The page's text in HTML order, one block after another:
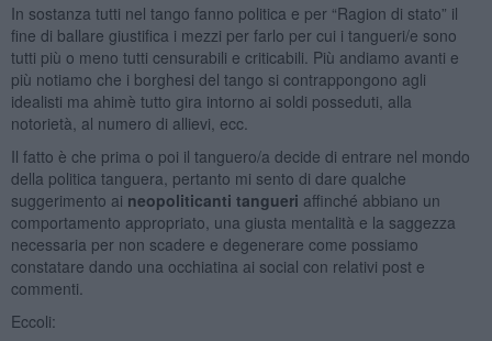
In sostanza tutti nel tango fanno politica e per “Ragion di stato” il
fine di ballare giustifica i mezzi per farlo per cui i tangueri/e sono
tutti più o meno tutti censurabili e criticabili. Più andiamo avanti e
più notiamo che i borghesi del tango si contrappongono agli
idealisti ma ahimè tutto gira intorno ai soldi posseduti, alla
notorietà, al numero di allievi, ecc.
Il fatto è che prima o poi il tanguero/a decide di entrare nel mondo
della politica tanguera, pertanto mi sento di dare qualche
suggerimento ai neopoliticanti tangueri affinché abbiano un
comportamento appropriato, una giusta mentalità e la saggezza
necessaria per non scadere e degenerare come possiamo
constatare dando una occhiatina ai social con relativi post e
commenti.
Eccoli: